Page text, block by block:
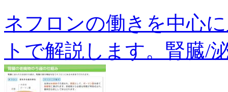
ネフロンの働きを中心
トで解説します。腎臓/